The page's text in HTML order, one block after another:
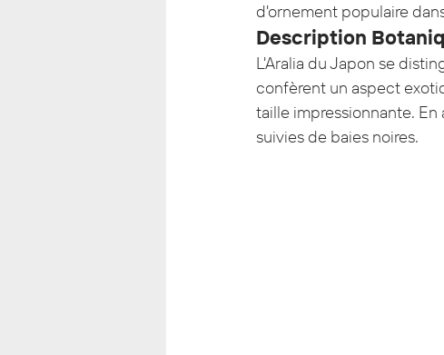
d'ornement populaire
Description
L'Aralia du Japon se
confèrent un aspect
taille impressionnante.
suivies de baies noires.